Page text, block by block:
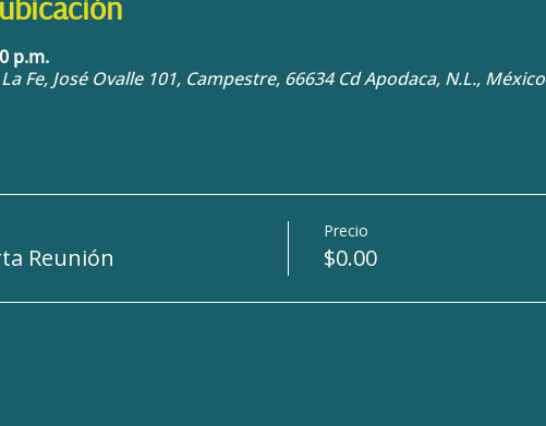
p.m.
Fe, José Ovalle 101, Campestre, 66634 Cd Apodaca, N.L., México
Reunión
Precio
$0.00